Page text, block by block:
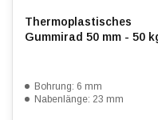
Thermoplastisches
Gummirad 50 mm - 50
Bohrung: 6 mm
Nabenlänge: 23 mm